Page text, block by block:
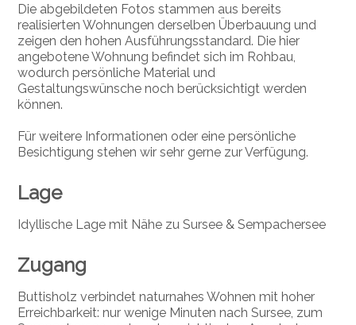
Die abgebildeten Fotos stammen aus bereits
realisierten Wohnungen derselben Überbauung und
zeigen den hohen Ausführungsstandard. Die hier
angebotene Wohnung befindet sich im Rohbau,
wodurch persönliche Material und
Gestaltungswünsche noch berücksichtigt werden
können.
Für weitere Informationen oder eine persönliche
Besichtigung stehen wir sehr gerne zur Verfügung.
Lage
Idyllische Lage mit Nähe zu Sursee & Sempachersee
Zugang
Buttisholz verbindet naturnahes Wohnen mit hoher
Erreichbarkeit: nur wenige Minuten nach Sursee, zum